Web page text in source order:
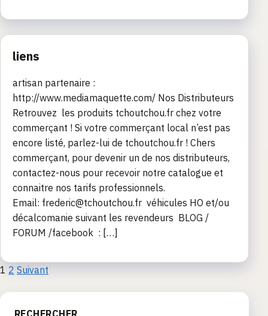
liens
artisan partenaire :
http://www.mediamaquette.com/ Nos Distributeurs
Retrouvez les produits tchoutchou.fr chez votre
commerçant ! Si votre commerçant local n’est pas
encore listé, parlez-lui de tchoutchou.fr ! Chers
commerçant, pour devenir un de nos distributeurs,
contactez-nous pour recevoir notre catalogue et
connaitre nos tarifs professionnels.
Email: frederic@tchoutchou.fr véhicules HO et/ou
décalcomanie suivant les revendeurs BLOG /
FORUM /facebook : […]
Pagination
des
1 2 Suivant
RECHERCHER